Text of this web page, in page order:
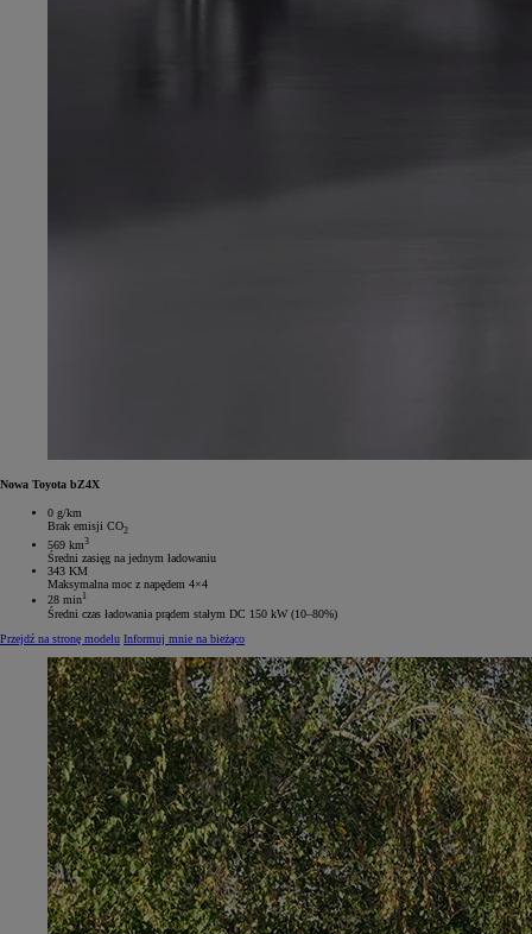
Nowa Toyota bZ4X
0 g/km
Brak emisji CO2
569 km3
Średni zasięg na jednym ładowaniu
343 KM
Maksymalna moc z napędem 4×4
28 min1
Średni czas ładowania prądem stałym DC 150 kW (10–80%)
Przejdź na stronę modelu Informuj mnie na bieżąco